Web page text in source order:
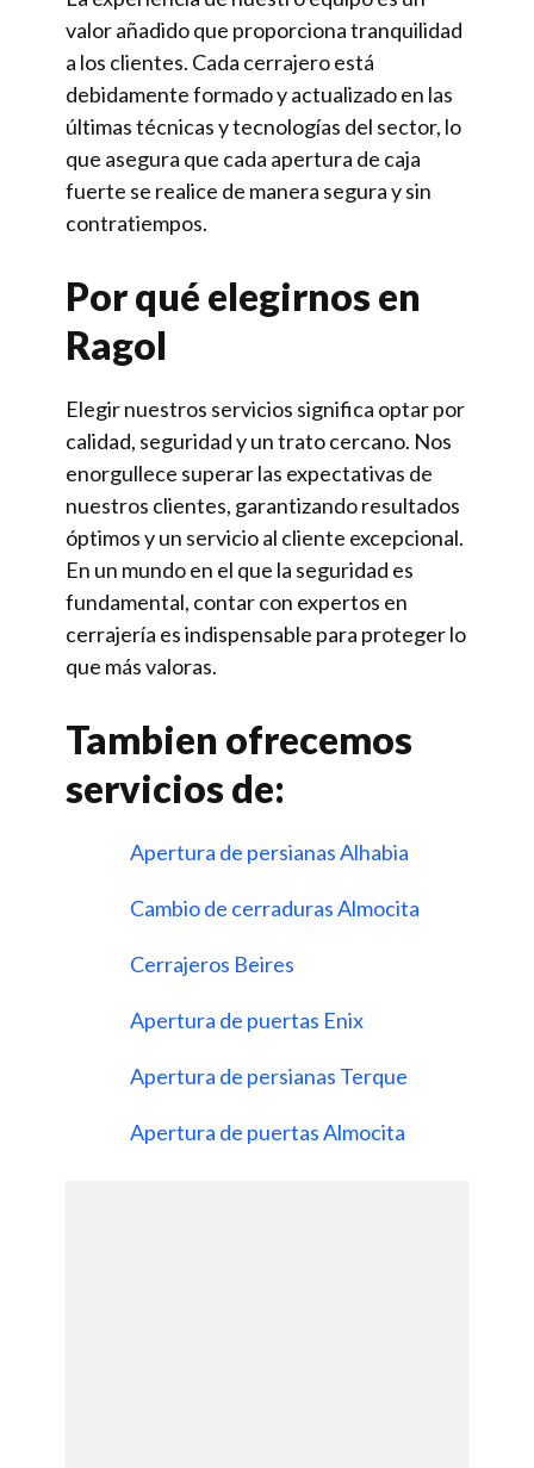
valor añadido que proporciona tranquilidad
a los clientes. Cada cerrajero está
debidamente formado y actualizado en las
últimas técnicas y tecnologías del sector, lo
que asegura que cada apertura de caja
fuerte se realice de manera segura y sin
contratiempos.
Por qué elegirnos en
Ragol
Elegir nuestros servicios significa optar por
calidad, seguridad y un trato cercano. Nos
enorgullece superar las expectativas de
nuestros clientes, garantizando resultados
óptimos y un servicio al cliente excepcional.
En un mundo en el que la seguridad es
fundamental, contar con expertos en
cerrajería es indispensable para proteger lo
que más valoras.
Tambien ofrecemos
servicios de:
Apertura de persianas Alhabia
Cambio de cerraduras Almocita
Cerrajeros Beires
Apertura de puertas Enix
Apertura de persianas Terque
Apertura de puertas Almocita